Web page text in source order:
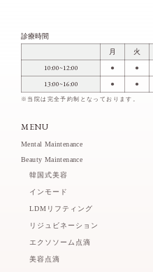
診療時間
月
火
10:00~12:00 ● ●
13:00~16:00 ● ●
※当院は完全予約制となっております。
MENU
Mental Maintenance
Beauty Maintenance
韓国式美容
インモード
LDMリフティング
リジュビネーション
エクソソーム点滴
美容点滴